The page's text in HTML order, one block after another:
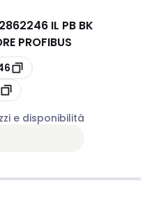
IL PB BK
PROFIBUS
e disponibilità